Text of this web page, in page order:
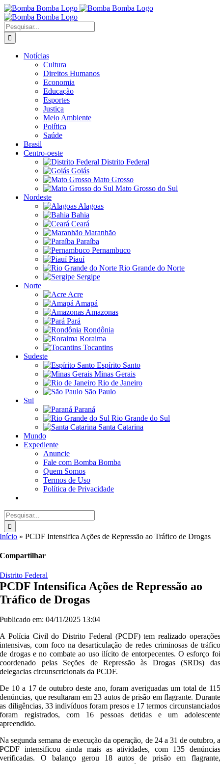
Ir
para
o
conteúdo
Buscar
resultados
para:
Notícias
Cultura
Direitos Humanos
Economia
Educação
Esportes
Justiça
Meio Ambiente
Política
Saúde
Brasil
Centro-oeste
Distrito Federal
Goiás
Mato Grosso
Mato Grosso do Sul
Nordeste
Alagoas
Bahia
Ceará
Maranhão
Paraíba
Pernambuco
Piauí
Rio Grande do Norte
Sergipe
Norte
Acre
Amapá
Amazonas
Pará
Rondônia
Roraima
Tocantins
Sudeste
Espírito Santo
Minas Gerais
Rio de Janeiro
São Paulo
Sul
Paraná
Rio Grande do Sul
Santa Catarina
Mundo
Expediente
Anuncie
Fale com Bomba Bomba
Quem Somos
Termos de Uso
Política de Privacidade
Buscar
resultados
para:
Início »PCDF Intensifica Ações de Repressão ao Tráfico de Drogas
Compartilhar
Distrito Federal
PCDF Intensifica Ações de Repressão ao
Tráfico de Drogas
Publicado em: 04/11/2025 13:04
A Polícia Civil do Distrito Federal (PCDF) tem realizado operações
intensivas, com foco na desarticulação de redes criminosas de tráfico
de drogas e no combate ao uso ilícito de entorpecentes. O esforço foi
coordenado pelas Seções de Repressão às Drogas (SRDs) das
delegacias circunscricionais da PCDF.
De 10 a 17 de outubro deste ano, foram averiguadas um total de 115
denúncias, que resultaram em 23 autos de prisão em flagrante. Durante
as diligências, 33 indivíduos foram presos e 17 termos circunstanciados
foram registrados, com 16 pessoas detidas e um adolescente
apreendido.
Na segunda semana de execução da operação, de 24 a 31 de outubro, a
PCDF intensificou ainda mais as atividades, com 135 denúncias
verificadas. O balanço gerou 18 autos de prisão em flagrante,